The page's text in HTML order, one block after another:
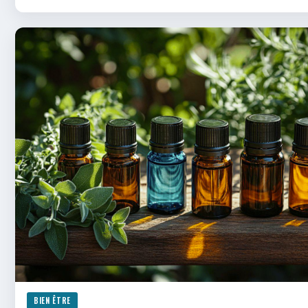
BIEN ÊTRE